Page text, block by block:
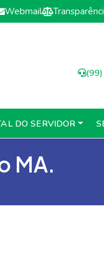
Webmail
DO SERVIDOR
MA.